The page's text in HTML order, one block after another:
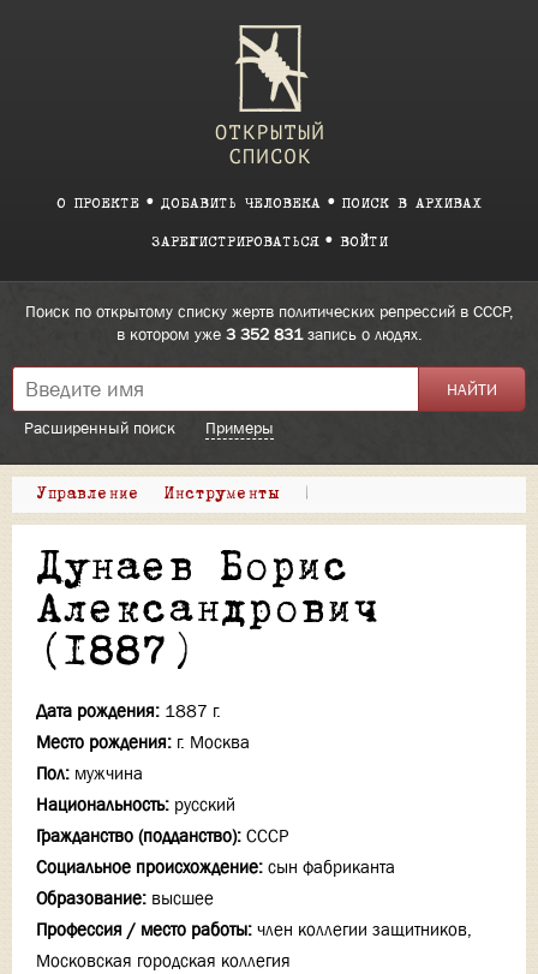
О ПРОЕКТЕ ДОБАВИТЬ ЧЕЛОВЕКА ПОИСК В АРХИВАХ
ЗАРЕГИСТРИРОВАТЬСЯ ВОЙТИ
Поиск по открытому списку жертв политических репрессий в СССР,
в котором уже 3 352 831запись о людях.
Расширенный поиск Примеры
Управление Инструменты |
Дунаев Борис
Александрович
(1887)
Дата рождения: 1887 г.
Место рождения: г. Москва
Пол: мужчина
Национальность: русский
Гражданство (подданство): СССР
Социальное происхождение: сын фабриканта
Образование: высшее
Профессия / место работы: член коллегии защитников,
Московская городская коллегия